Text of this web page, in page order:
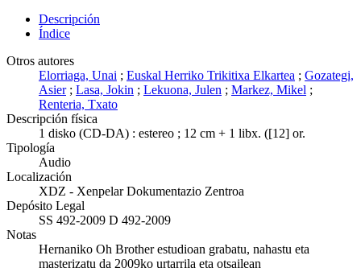
Descripción
Índice
Otros autores
Elorriaga, Unai ; Euskal Herriko Trikitixa Elkartea ; Gozategi,
Asier; Lasa, Jokin ; Lekuona, Julen ; Markez, Mikel ;
Renteria, Txato
Descripción física
1 disko (CD-DA) : estereo ; 12 cm + 1 libx. ([12] or.
Tipología
Audio
Localización
XDZ - Xenpelar Dokumentazio Zentroa
Depósito Legal
SS 492-2009 D 492-2009
Notas
Hernaniko Oh Brother estudioan grabatu, nahastu eta
masterizatu da 2009ko urtarrila eta otsailean